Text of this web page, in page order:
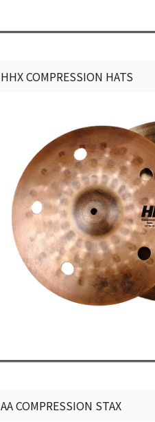
HHX COMPRESSION HATS
AA COMPRESSION STAX